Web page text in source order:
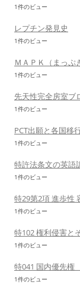
1件のビュー
レプチン発見史
1件のビュー
ＭＡＰＫ（まっぷ
1件のビュー
先天性完全房室ブ
1件のビュー
PCT出願と各国移
1件のビュー
特許法条文の英語
1件のビュー
特29第2項 進歩性
1件のビュー
特102 権利侵害と
1件のビュー
特041 国内優先権
1件のビュー